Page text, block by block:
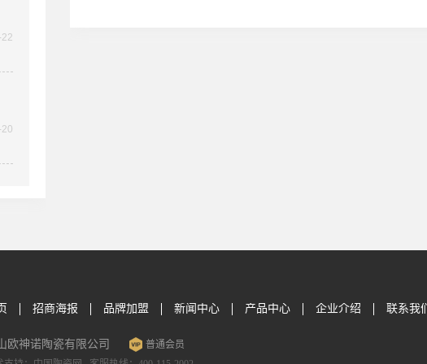
招商海报 品牌加盟 新闻中心 产品中心 企业介绍 联系我
欧神诺陶瓷有限公司
普通会员